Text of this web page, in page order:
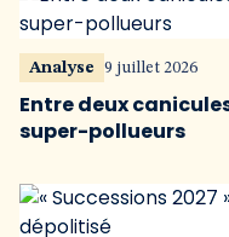
Analyse 9 juillet 2026
Entre deux
super-pollueurs